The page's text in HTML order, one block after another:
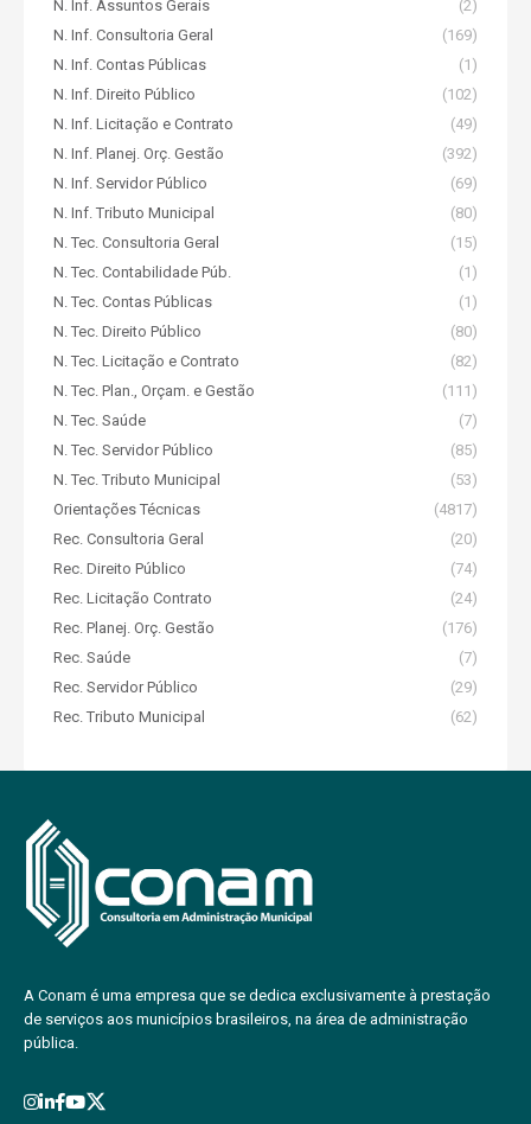
N. Inf. Assuntos Gerais
(2)
N. Inf. Consultoria Geral
(169)
N. Inf. Contas Públicas
(1)
N. Inf. Direito Público
(102)
N. Inf. Licitação e Contrato
(49)
N. Inf. Planej. Orç. Gestão
(392)
N. Inf. Servidor Público
(69)
N. Inf. Tributo Municipal
(80)
N. Tec. Consultoria Geral
(15)
N. Tec. Contabilidade Púb.
(1)
N. Tec. Contas Públicas
(1)
N. Tec. Direito Público
(80)
N. Tec. Licitação e Contrato
(82)
N. Tec. Plan., Orçam. e Gestão
(111)
N. Tec. Saúde
(7)
N. Tec. Servidor Público
(85)
N. Tec. Tributo Municipal
(53)
Orientações Técnicas
(4817)
Rec. Consultoria Geral
(20)
Rec. Direito Público
(74)
Rec. Licitação Contrato
(24)
Rec. Planej. Orç. Gestão
(176)
Rec. Saúde
(7)
Rec. Servidor Público
(29)
Rec. Tributo Municipal
(62)
A Conam é uma empresa que se dedica exclusivamente à prestação
de serviços aos municípios brasileiros, na área de administração
pública.